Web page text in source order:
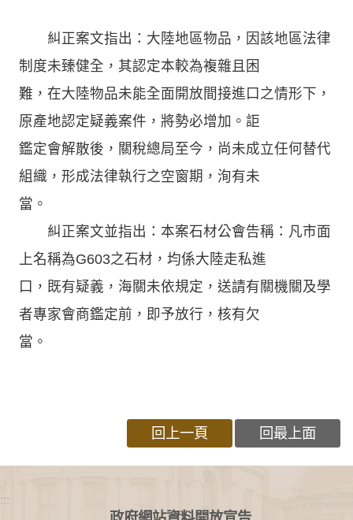
糾正案文指出：大陸地區物品，因該地區法律
制度未臻健全，其認定本較為複雜且困
難，在大陸物品未能全面開放間接進口之情形下，
原產地認定疑義案件，將勢必增加。詎
鑑定會解散後，關稅總局至今，尚未成立任何替代
組織，形成法律執行之空窗期，洵有未
當。
糾正案文並指出：本案石材公會告稱：凡市面
上名稱為G603之石材，均係大陸走私進
口，既有疑義，海關未依規定，送請有關機關及學
者專家會商鑑定前，即予放行，核有欠
當。
回上一頁 回最上面
:::